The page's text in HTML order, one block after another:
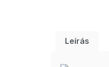
Leírás